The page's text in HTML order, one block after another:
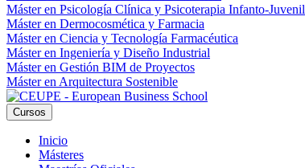
Máster en Psicología Clínica y Psicoterapia Infanto-Juvenil
Máster en Dermocosmética y Farmacia
Máster en Ciencia y Tecnología Farmacéutica
Máster en Ingeniería y Diseño Industrial
Máster en Gestión BIM de Proyectos
Máster en Arquitectura Sostenible
Cursos
Inicio
Másteres